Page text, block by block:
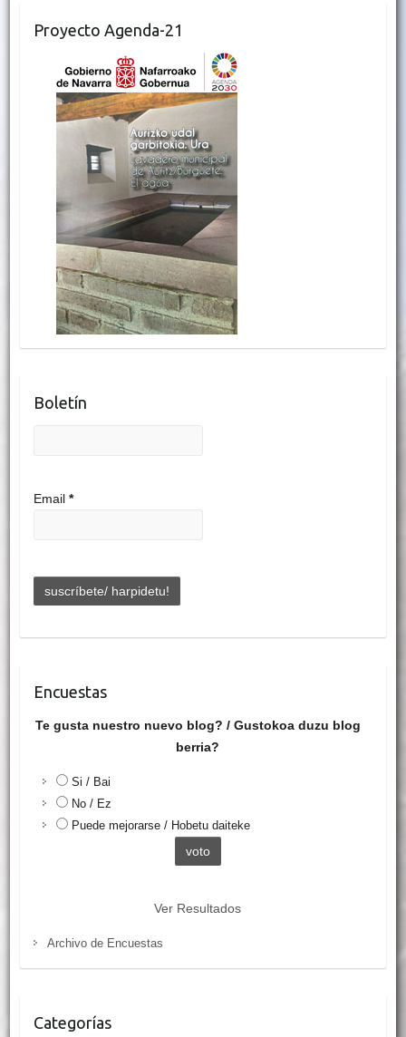
Proyecto Agenda-21
Boletín
Email *
Encuestas
Te gusta nuestro nuevo blog? / Gustokoa duzu blog
berria?
Si / Bai
No / Ez
Puede mejorarse / Hobetu daiteke
Ver Resultados
Archivo de Encuestas
Categorías